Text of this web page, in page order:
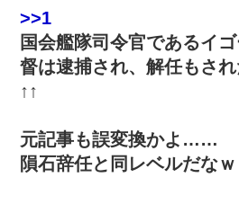
>>1
国会艦隊司令官であるイ
督は逮捕され、解任もされ
↑↑
元記事も誤変換かよ……
隕石辞任と同レベルだなｗ